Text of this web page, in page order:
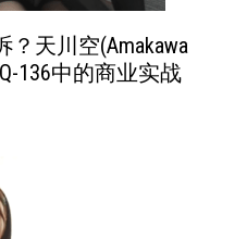
天川空(Amakawa
136中的商业实战